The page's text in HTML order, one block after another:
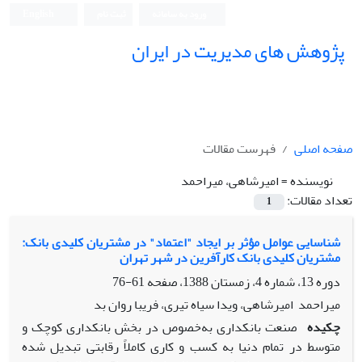
پژوهش های مدیریت در ایران
صفحه اصلی
فهرست مقالات
نویسنده =امیرشاهی، میراحمد‎ ‎
تعداد مقالات:
1
شناسایی عوامل مؤثر بر ایجاد "اعتماد" در مشتریان کلیدی بانک:
مشتریان کلیدی بانک کارآفرین در شهر تهران
دوره 13، شماره 4، زمستان 1388، صفحه
61-76
میراحمد‎ ‎ امیرشاهی، ویدا‎ ‎سیاه تیری، فریبا روان بد
چکیده صنعت بانکداری به‌خصوص در بخش بانکداری کوچک و
متوسط در تمام دنیا به کسب و کاری کاملاً رقابتی تبدیل شده